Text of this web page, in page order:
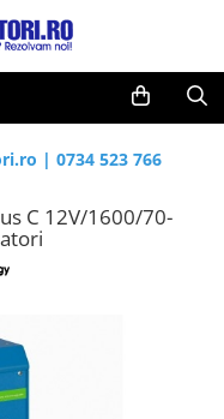
| 0734 523 766
C 12V/1600/70-